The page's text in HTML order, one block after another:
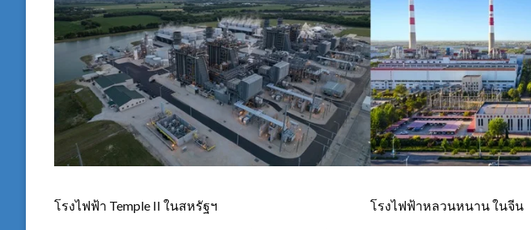
โรงไฟฟ้า Temple II ในสหรัฐฯ โรงไฟฟ้าหลวนหนาน ในจีน